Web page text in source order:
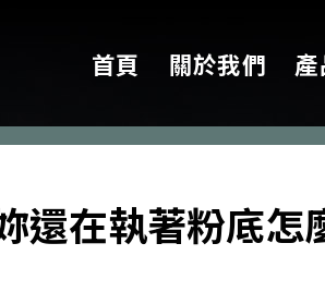
首頁 關於我們
還在執著粉底